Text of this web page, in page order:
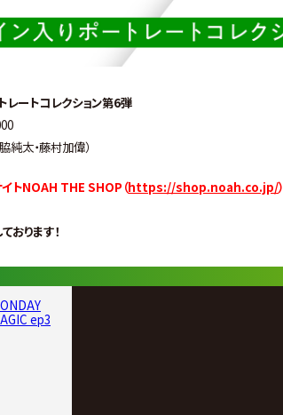
ートコレクション第6弾
純太・藤村加偉）
トNOAH THE SHOP（https://shop.noah.co.jp/
おります！
ep3